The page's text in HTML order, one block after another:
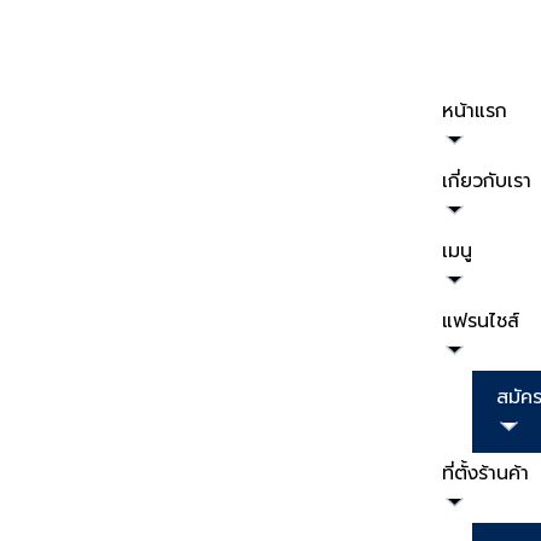
หน้าแรก
เกี่ยวกับเรา
เมนู
แฟรนไชส์
สมัค
ที่ตั้งร้านค้า